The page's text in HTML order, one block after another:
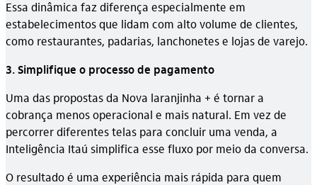
Essa dinâmica faz diferença especialmente em
estabelecimentos que lidam com alto volume de clientes,
como restaurantes, padarias, lanchonetes e lojas de varejo.
3. Simplifique o processo de pagamento
Uma das propostas da Nova laranjinha + é tornar a
cobrança menos operacional e mais natural. Em vez de
percorrer diferentes telas para concluir uma venda, a
Inteligência Itaú simplifica esse fluxo por meio da conversa.
O resultado é uma experiência mais rápida para quem